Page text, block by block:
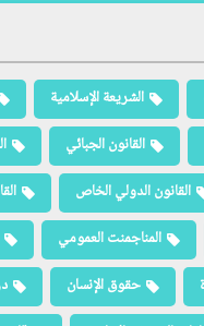
الشريعة الإسلامية
القانون الجبائي
القانون الدولي الخاص
المناجمنت العمومي
حقوق الإنسان